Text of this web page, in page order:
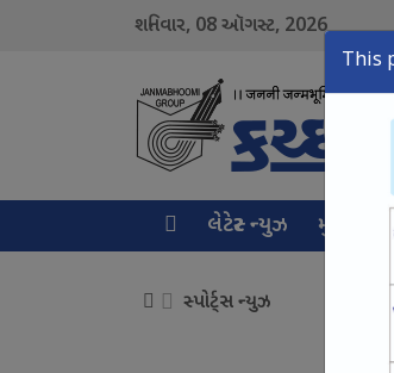
શનિવાર, 08ઑગસ્ટ, 2026
લેટેસ્ટ ન્યુઝ મુખ્ય
This
સ્પોર્ટ્સ ન્યુઝ
ભુજ